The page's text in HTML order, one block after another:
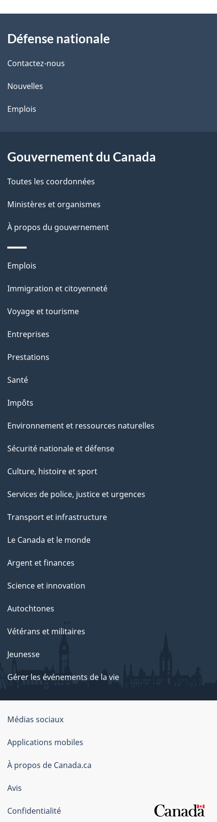
i
l
s
d
l
p
a
g
e
propos
de
ce
site
Défense nationale
Contactez-nous
Nouvelles
Emplois
Gouvernement du Canada
Toutes les coordonnées
Ministères et organismes
À propos du gouvernement
Thèmes
sujets
Emplois
Immigration et citoyenneté
Voyage et tourisme
Entreprises
Prestations
Santé
Impôts
Environnement et ressources naturelles
Sécurité nationale et défense
Culture, histoire et sport
Services de police, justice et urgences
Transport et infrastructure
Le Canada et le monde
Argent et finances
Science et innovation
Autochtones
Vétérans et militaires
Jeunesse
Gérer les événements de la vie
Organisation
du
gouvernement
du
Canada
Médias sociaux
Applications mobiles
À propos de Canada.ca
Avis
Confidentialité